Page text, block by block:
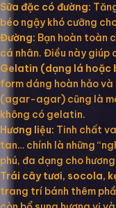
Sữa đặc có đường:
béo ngậy khó cưỡng
Đường: Bạn hoàn toàn
cá nhân. Điều này giúp
Gelatin (dạng lá hoặc
form dáng hoàn hảo
(agar-agar) cũng là
không có gelatin.
Hương liệu: Tinh chất
tan… chính là những
phú, đa dạng cho
Trái cây tươi, socola,
trang trí bánh thêm